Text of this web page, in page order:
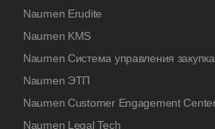
Naumen Erudite
Naumen KMS
Naumen Система управления
Naumen ЭТП
Naumen Customer Engagement
Naumen Legal Tech